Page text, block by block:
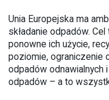
Unia Europejska ma
składanie odpadów.
ponowne ich użycie,
poziomie, ograniczenie
odpadów odnawialnych
odpadów – a to